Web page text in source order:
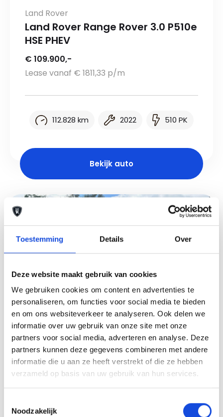
Toestemming Details Over
Deze website maakt gebruik van cookies
We gebruiken cookies om content en advertenties te
personaliseren, om functies voor social media te bieden
en om ons websiteverkeer te analyseren. Ook delen we
informatie over uw gebruik van onze site met onze
partners voor social media, adverteren en analyse. Deze
partners kunnen deze gegevens combineren met andere
informatie die u aan ze heeft verstrekt of die ze hebben
verzameld op basis van uw gebruik van hun services.
Noodzakelijk
Land Rover
Land Rover Range Rover 3.0 P510e
HSE PHEV
€ 109.900,-
Lease vanaf € 1811,33 p/m
112.828 km 2022 510 PK
Bekijk auto
Toyota
Toyota Verso 1.6 VVT-i Business
Lease vanaf € 113,74 p/m